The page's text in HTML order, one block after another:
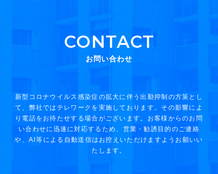
CONTACT
お問い合わせ
新型コロナウイルス感染症の拡大に伴う出勤抑制の方策とし
て、弊社ではテレワークを実施しております。その影響によ
り電話をお待たせする場合がございます。お客様からのお問
い合わせに迅速に対応するため、営業・勧誘目的のご連絡
や、AI等による自動送信はお控えいただけますようお願いい
たします。